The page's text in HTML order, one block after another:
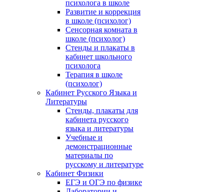
психолога в школе
Развитие и коррекция
в школе (психолог)
Сенсорная комната в
школе (психолог)
Стенды и плакаты в
кабинет школьного
психолога
Терапия в школе
(психолог)
Кабинет Русского Языка и
Литературы
Стенды, плакаты для
кабинета русского
языка и литературы
Учебные и
демонстрационные
материалы по
русскому и литературе
Кабинет Физики
ЕГЭ и ОГЭ по физике